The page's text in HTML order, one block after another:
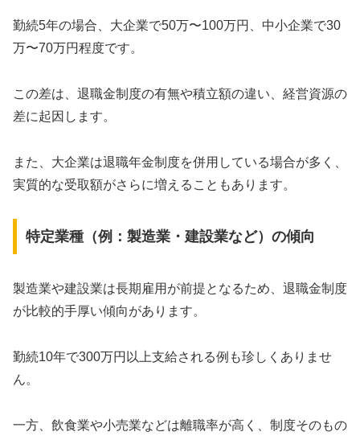
勤続5年の場合、大企業で50万〜100万円、中小企業で30
万〜70万円程度です。
この差は、退職金制度の有無や積立額の違い、経営資源の
差に起因します。
また、大企業は退職年金制度を併用している場合が多く、
実質的な受取額がさらに増えることもあります。
特定業種（例：製造業・建設業など）の傾向
製造業や建設業は長期雇用が前提となるため、退職金制度
が比較的手厚い傾向があります。
勤続10年で300万円以上支給される例も珍しくありませ
ん。
一方、飲食業や小売業などは離職率が高く、制度そのもの